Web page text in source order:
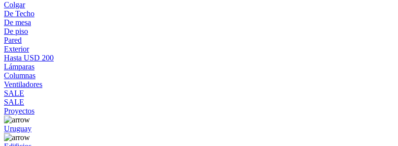
Colgar
De Techo
De mesa
De piso
Pared
Exterior
Hasta USD 200
Lámparas
Columnas
Ventiladores
SALE
SALE
Proyectos
Uruguay